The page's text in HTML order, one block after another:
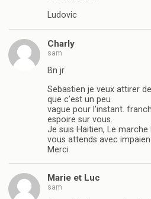
Ludovic
Charly
sam
Bn jr
Sebastien je veux attirer
que c’est un peu
vague pour l’instant.
espoire sur vous.
Je suis Haitien, Le
vous attends avec
Merci
Marie et Luc
sam